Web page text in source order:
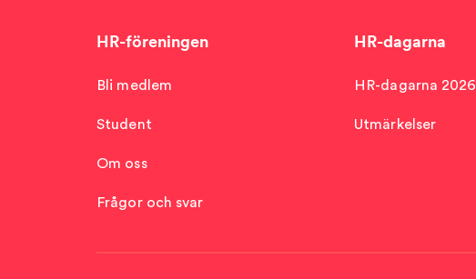
HR-föreningen
Bli medlem
Student
Om oss
Frågor och svar
HR-dagarna
HR-dagarna 2026
Utmärkelser